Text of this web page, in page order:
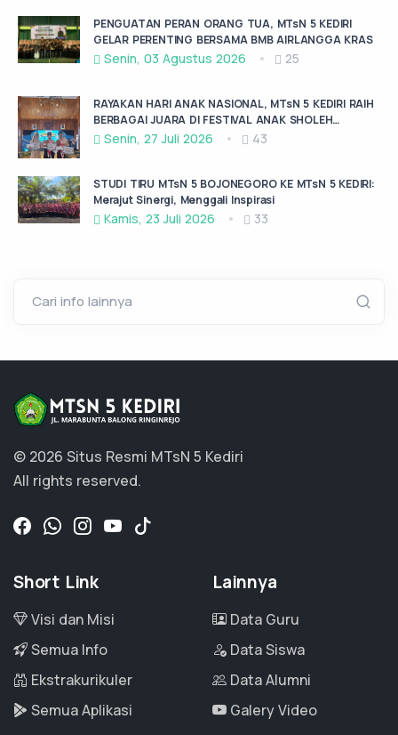
PENGUATAN PERAN ORANG TUA, MTsN 5 KEDIRI
GELAR PERENTING BERSAMA BMB AIRLANGGA KRAS
Senin, 03 Agustus 2026 25
RAYAKAN HARI ANAK NASIONAL, MTsN 5 KEDIRI RAIH
BERBAGAI JUARA DI FESTIVAL ANAK SHOLEH
KABUPATEN KEDIRI
Senin, 27 Juli 2026 43
STUDI TIRU MTsN 5 BOJONEGORO KE MTsN 5 KEDIRI:
Merajut Sinergi, Menggali Inspirasi
Kamis, 23 Juli 2026 33
Cari info lainnya
© 2026 Situs Resmi MTsN 5 Kediri
All rights reserved.
Short Link
Visi dan Misi
Semua Info
Ekstrakurikuler
Semua Aplikasi
Lainnya
Data Guru
Data Siswa
Data Alumni
Galery Video